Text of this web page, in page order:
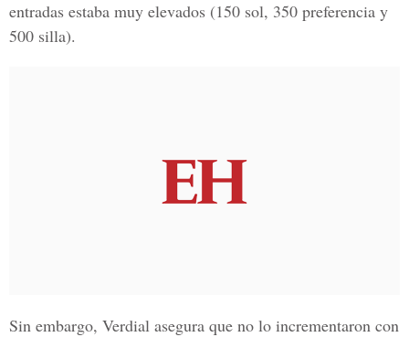
entradas estaba muy elevados (150 sol, 350 preferencia y
500 silla).
Sin embargo, Verdial asegura que no lo incrementaron con